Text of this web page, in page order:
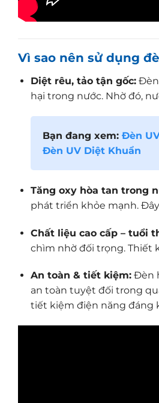
Vì sao nên sử dụng
Diệt rêu, tảo tận gốc:Đèn
hại trong nước. Nhờ đó,
Bạn đang xem: Đèn
Đèn UV Diệt Khuẩn
Tăng oxy hòa tan trong
phát triển khỏe mạnh.
Chất liệu cao cấp – tuổi
chìm nhờ đối trọng. Thiết
An toàn & tiết kiệm:Đèn
an toàn tuyệt đối trong
tiết kiệm điện năng đáng